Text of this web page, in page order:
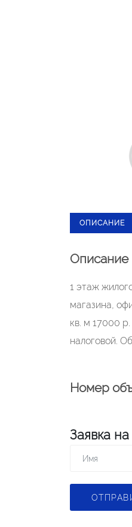
ОПИСАНИЕ
Описание
1 этаж
магазина,
кв. м 17000
налоговой.
Номер
Заявка